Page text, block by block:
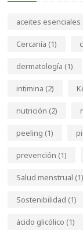
aceites esenciales
Cercanía (1)
dermatología (1)
intimina (2)
nutrición (2)
peeling (1)
prevención (1)
Salud menstrual (1)
Sostenibilidad (1)
ácido glicólico (1)